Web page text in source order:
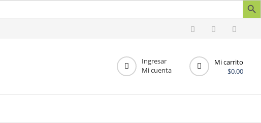
Ingresar
Mi cuenta
Mi carrito
$0.00